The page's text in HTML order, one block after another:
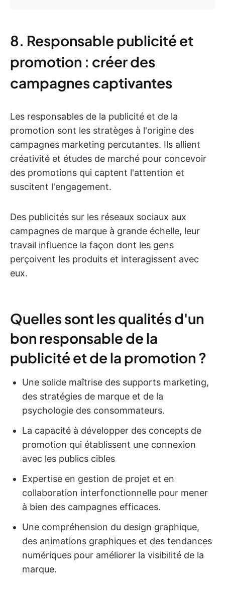
8. Responsable publicité et
promotion : créer des
campagnes captivantes
Les responsables de la publicité et de la
promotion sont les stratèges à l'origine des
campagnes marketing percutantes. Ils allient
créativité et études de marché pour concevoir
des promotions qui captent l'attention et
suscitent l'engagement.
Des publicités sur les réseaux sociaux aux
campagnes de marque à grande échelle, leur
travail influence la façon dont les gens
perçoivent les produits et interagissent avec
eux.
Quelles sont les qualités d'un
bon responsable de la
publicité et de la promotion ?
Une solide maîtrise des supports marketing,
des stratégies de marque et de la
psychologie des consommateurs.
La capacité à développer des concepts de
promotion qui établissent une connexion
avec les publics cibles
Expertise en gestion de projet et en
collaboration interfonctionnelle pour mener
à bien des campagnes efficaces.
Une compréhension du design graphique,
des animations graphiques et des tendances
numériques pour améliorer la visibilité de la
marque.